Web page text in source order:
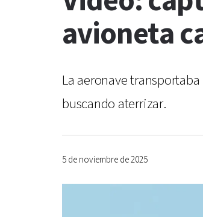
avioneta
La aeronave
buscando aterrizar.
5 de noviembre de 2025